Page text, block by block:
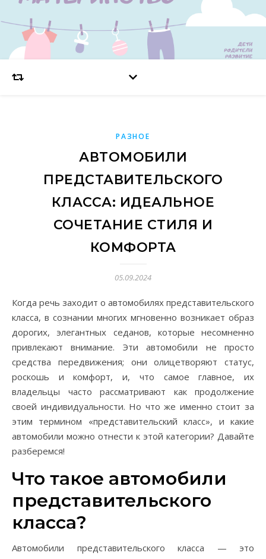
РАЗНОЕ
АВТОМОБИЛИ
ПРЕДСТАВИТЕЛЬСКОГО
КЛАССА: ИДЕАЛЬНОЕ
СОЧЕТАНИЕ СТИЛЯ И
КОМФОРТА
05.09.2024
Когда речь заходит о автомобилях представительского
класса, в сознании многих мгновенно возникает образ
дорогих, элегантных седанов, которые несомненно
привлекают внимание. Эти автомобили не просто
средства передвижения; они олицетворяют статус,
роскошь и комфорт, и, что самое главное, их
владельцы часто рассматривают как продолжение
своей индивидуальности. Но что же именно стоит за
этим термином «представительский класс», и какие
автомобили можно отнести к этой категории? Давайте
разберемся!
Что такое автомобили
представительского
класса?
Автомобили представительского класса — это